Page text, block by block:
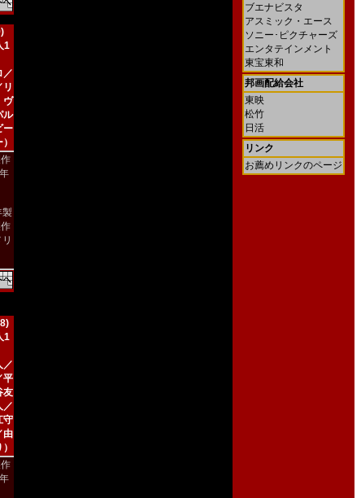
1
／
リ
ヴ
ル
ー
製
1
／
平
友
／
守
由
ブエナビスタ
アスミック・エース
ソニー･ピクチャーズ
エンタテインメント
東宝東和
邦画配給会社
東映
松竹
日活
リンク
お薦めリンクのページ